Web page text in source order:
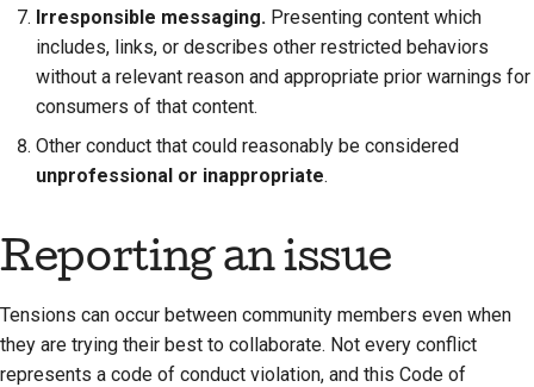
Irresponsible messaging. Presenting content which
includes, links, or describes other restricted behaviors
without a relevant reason and appropriate prior warnings for
consumers of that content.
Other conduct that could reasonably be considered
unprofessional or inappropriate.
Reporting an issue
Tensions can occur between community members even when
they are trying their best to collaborate. Not every conflict
represents a code of conduct violation, and this Code of